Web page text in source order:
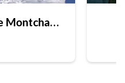
Brochures de La Plagne Montchavin - Les Coches